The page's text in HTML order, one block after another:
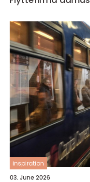
inspiration
03. June 2026